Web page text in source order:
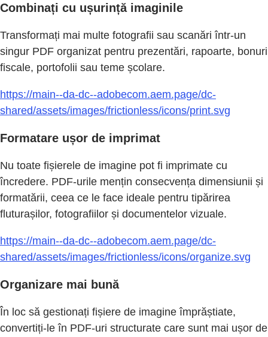
Combinați cu ușurință imaginile
Transformați mai multe fotografii sau scanări într-un
singur PDF organizat pentru prezentări, rapoarte, bonuri
fiscale, portofolii sau teme școlare.
https://main--da-dc--adobecom.aem.page/dc-
shared/assets/images/frictionless/icons/print.svg
Formatare ușor de imprimat
Nu toate fișierele de imagine pot fi imprimate cu
încredere. PDF-urile mențin consecvența dimensiunii și
formatării, ceea ce le face ideale pentru tipărirea
fluturașilor, fotografiilor și documentelor vizuale.
https://main--da-dc--adobecom.aem.page/dc-
shared/assets/images/frictionless/icons/organize.svg
Organizare mai bună
În loc să gestionați fișiere de imagine împrăștiate,
convertiți-le în PDF-uri structurate care sunt mai ușor de